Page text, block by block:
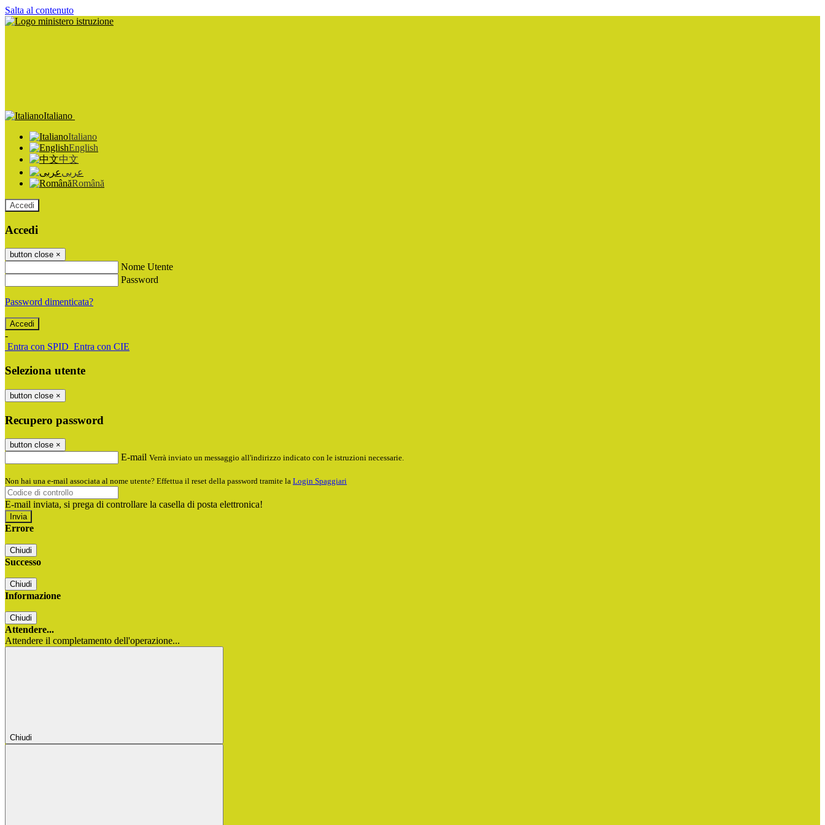
Salta al contenuto
Italiano
Italiano
English
中文
عربى
Română
Accedi
Accedi
button close ×
Nome Utente
Password
Password dimenticata?
-
Entra con SPID Entra con CIE
Seleziona utente
button close ×
Recupero password
button close ×
E-mail Verrà inviato un messaggio all'indirizzo indicato con le istruzioni necessarie.
Non hai una e-mail associata al nome utente? Effettua il reset della password tramite la Login Spaggiari
E-mail inviata, si prega di controllare la casella di posta elettronica!
Errore
Chiudi
Successo
Chiudi
Informazione
Chiudi
Attendere...
Attendere il completamento dell'operazione...
Chiudi